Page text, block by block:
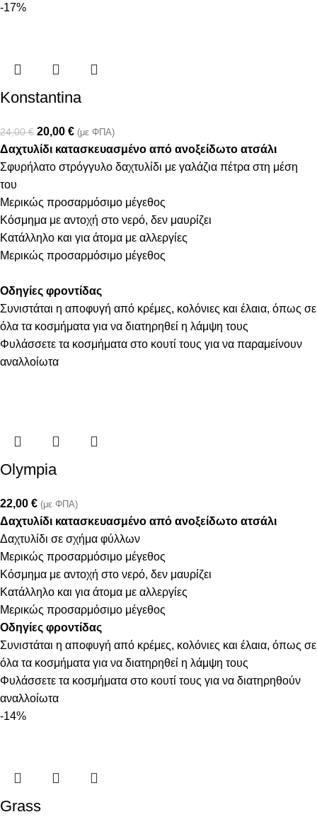
-17%
Konstantina
24,00€ 20,00 € (με ΦΠΑ)
Δαχτυλίδι κατασκευασμένο από ανοξείδωτο ατσάλι
Σφυρήλατο στρόγγυλο δαχτυλίδι με γαλάζια πέτρα στη μέση
του
Μερικώς προσαρμόσιμο μέγεθος
Κόσμημα με αντοχή στο νερό, δεν μαυρίζει
Κατάλληλο και για άτομα με αλλεργίες
Μερικώς προσαρμόσιμο μέγεθος
Οδηγίες φροντίδας
Συνιστάται η αποφυγή από κρέμες, κολόνιες και έλαια, όπως σε
όλα τα κοσμήματα για να διατηρηθεί η λάμψη τους
Φυλάσσετε τα κοσμήματα στο κουτί τους για να παραμείνουν
αναλλοίωτα
Olympia
22,00 € (με ΦΠΑ)
Δαχτυλίδι κατασκευασμένο από ανοξείδωτο ατσάλι
Δαχτυλίδι σε σχήμα φύλλων
Μερικώς προσαρμόσιμο μέγεθος
Κόσμημα με αντοχή στο νερό, δεν μαυρίζει
Κατάλληλο και για άτομα με αλλεργίες
Μερικώς προσαρμόσιμο μέγεθος
Οδηγίες φροντίδας
Συνιστάται η αποφυγή από κρέμες, κολόνιες και έλαια, όπως σε
όλα τα κοσμήματα για να διατηρηθεί η λάμψη τους
Φυλάσσετε τα κοσμήματα στο κουτί τους για να διατηρηθούν
αναλλοίωτα
-14%
Grass